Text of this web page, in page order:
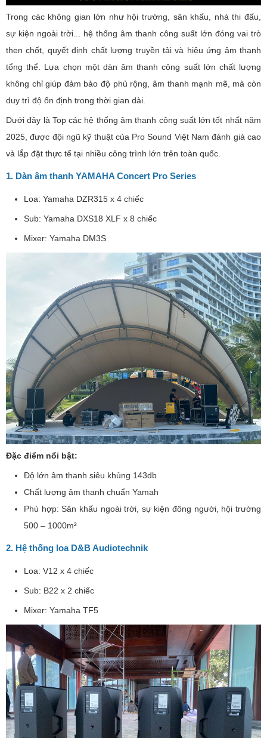
Trong các không gian lớn như hội trường, sân khấu, nhà thi đấu,
sự kiện ngoài trời... hệ thống âm thanh công suất lớn đóng vai trò
then chốt, quyết định chất lượng truyền tải và hiệu ứng âm thanh
tổng thể. Lựa chọn một dàn âm thanh công suất lớn chất lượng
không chỉ giúp đảm bảo độ phủ rộng, âm thanh mạnh mẽ, mà còn
duy trì độ ổn định trong thời gian dài.
Dưới đây là Top các hệ thống âm thanh công suất lớn tốt nhất năm
2025, được đội ngũ kỹ thuật của Pro Sound Việt Nam đánh giá cao
và lắp đặt thực tế tại nhiều công trình lớn trên toàn quốc.
1. Dàn âm thanh YAMAHA Concert Pro Series
Loa: Yamaha DZR315 x 4 chiếc
Sub: Yamaha DXS18 XLF x 8 chiếc
Mixer: Yamaha DM3S
Đặc điểm nổi bật:
Độ lớn âm thanh siêu khủng 143db
Chất lượng âm thanh chuẩn Yamah
Phù hợp: Sân khấu ngoài trời, sự kiện đông người, hội trường
500 – 1000m²
2. Hệ thống loa D&B Audiotechnik
Loa: V12 x 4 chiếc
Sub: B22 x 2 chiếc
Mixer: Yamaha TF5